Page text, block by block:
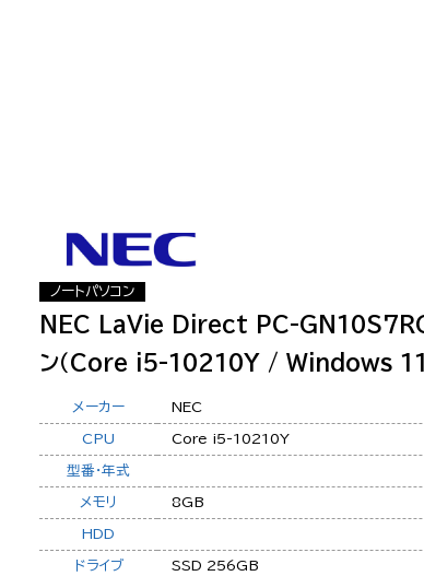
ノートパソコン
NEC LaVie Direct PC-
ン（Core i5-10210Y / Windows
メーカー NEC
CPU Core i5-10210Y
型番・年式
メモリ 8GB
HDD
ドライブ SSD 256GB